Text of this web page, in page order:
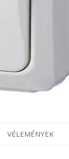
VÉLEMÉNYEK